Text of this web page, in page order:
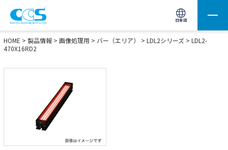
日本語
画像処理用の製品検索 サイト内検索(Enterで実行)
HOME > 製品情報 > 画像処理用 > バー（エリア） > LDL2シリーズ > LDL2-
470X16RD2